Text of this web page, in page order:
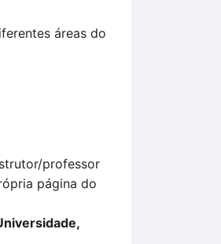
áreas do
professor
página do